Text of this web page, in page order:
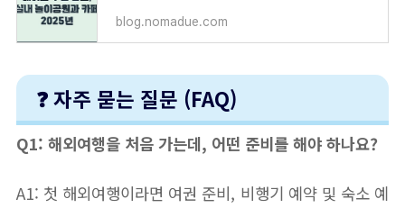
blog.nomadue.com
❓ 자주 묻는 질문 (FAQ)
Q1: 해외여행을 처음 가는데, 어떤 준비를 해야 하나요?
A1: 첫 해외여행이라면 여권 준비, 비행기 예약 및 숙소 예